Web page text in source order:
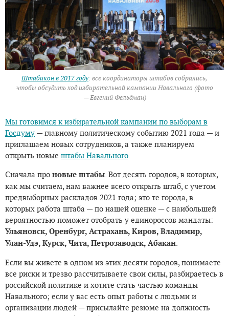
Штабикон в 2017 году: все координаторы штабов собрались,
чтобы обсудить ход избирательной кампании Навального (фото
— Евгений Фельдман)
Мы готовимся к избирательной кампании по выборам в
Госдуму — главному политическому событию 2021 года — и
приглашаем новых сотрудников, а также планируем
открыть новые штабы Навального.
Сначала про новые штабы. Вот десять городов, в которых,
как мы считаем, нам важнее всего открыть штаб, с учетом
предвыборных раскладов 2021 года; это те города, в
которых работа штаба — по нашей оценке — с наибольшей
вероятностью поможет отобрать у единороссов мандаты:
Ульяновск, Оренбург, Астрахань, Киров, Владимир,
Улан-Удэ, Курск, Чита, Петрозаводск, Абакан.
Если вы живете в одном из этих десяти городов, понимаете
все риски и трезво рассчитываете свои силы, разбираетесь в
российской политике и хотите стать частью команды
Навального; если у вас есть опыт работы с людьми и
организации людей — присылайте резюме на должность